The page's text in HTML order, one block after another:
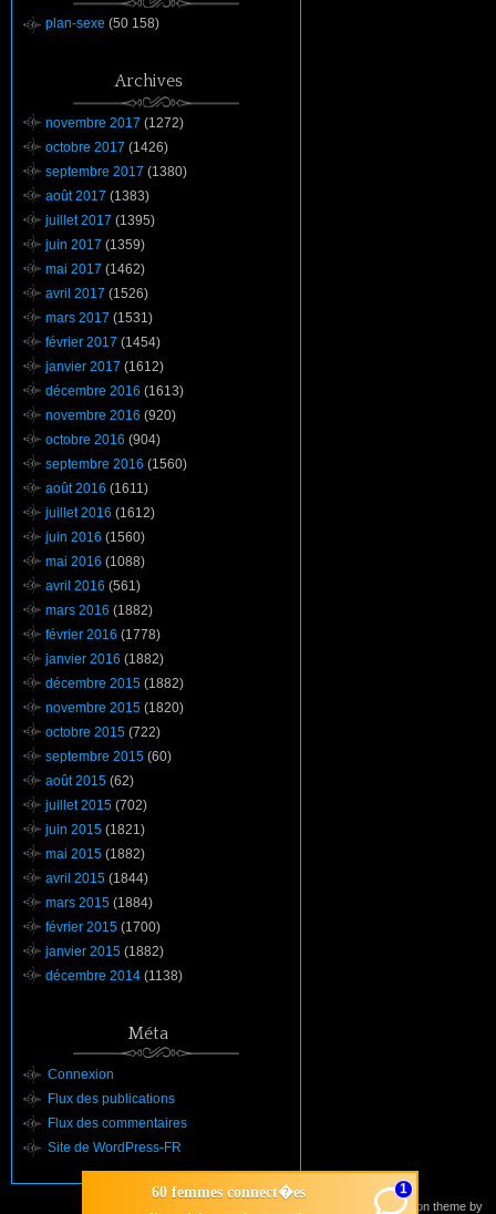
60 femmes connect�es
1
plan-sexe (50 158)
Archives
novembre 2017 (1272)
octobre 2017 (1426)
septembre 2017 (1380)
août 2017 (1383)
juillet 2017 (1395)
juin 2017 (1359)
mai 2017 (1462)
avril 2017 (1526)
mars 2017 (1531)
février 2017 (1454)
janvier 2017 (1612)
décembre 2016 (1613)
novembre 2016 (920)
octobre 2016 (904)
septembre 2016 (1560)
août 2016 (1611)
juillet 2016 (1612)
juin 2016 (1560)
mai 2016 (1088)
avril 2016 (561)
mars 2016 (1882)
février 2016 (1778)
janvier 2016 (1882)
décembre 2015 (1882)
novembre 2015 (1820)
octobre 2015 (722)
septembre 2015 (60)
août 2015 (62)
juillet 2015 (702)
juin 2015 (1821)
mai 2015 (1882)
avril 2015 (1844)
mars 2015 (1884)
février 2015 (1700)
janvier 2015 (1882)
décembre 2014 (1138)
Méta
Connexion
Flux des publications
Flux des commentaires
Site de WordPress-FR
Suffusion theme by